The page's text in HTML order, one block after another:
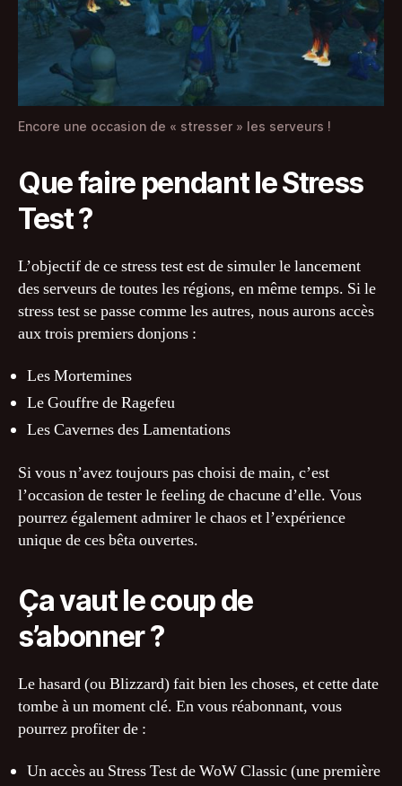
Encore une occasion de « stresser » les serveurs !
Que faire pendant le Stress
Test ?
L’objectif de ce stress test est de simuler le lancement
des serveurs de toutes les régions, en même temps. Si le
stress test se passe comme les autres, nous aurons accès
aux trois premiers donjons :
Les Mortemines
Le Gouffre de Ragefeu
Les Cavernes des Lamentations
Si vous n’avez toujours pas choisi de main, c’est
l’occasion de tester le feeling de chacune d’elle. Vous
pourrez également admirer le chaos et l’expérience
unique de ces bêta ouvertes.
Ça vaut le coup de
s’abonner ?
Le hasard (ou Blizzard) fait bien les choses, et cette date
tombe à un moment clé. En vous réabonnant, vous
pourrez profiter de :
Un accès au Stress Test de WoW Classic (une première